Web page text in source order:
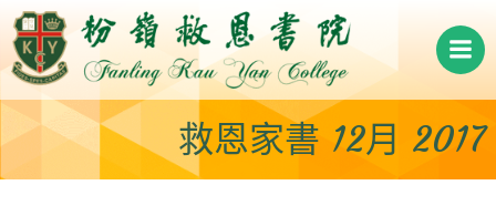
Skip
to
content
救恩家書 12月 2017